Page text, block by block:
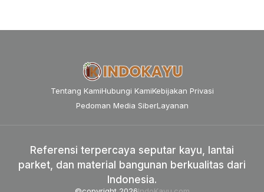
Tentang KamiHubungi KamiKebijakan Privasi
Pedoman Media SiberLayanan
Referensi terpercaya seputar kayu, lantai
parket, dan material bangunan berkualitas dari
Indonesia.